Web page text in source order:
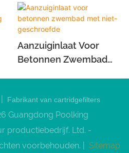
Aanzuiginlaat Voor
Betonnen Zwembad
Fabrikant van cartridgefilters
Guangdong Poolking
productiebedrijf. Ltd. -
voorbehouden. | Sitemap